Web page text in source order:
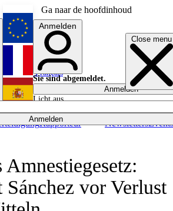
Ga naar de hoofdinhoud
Close menu
Anmelden
Rapporteur NewslettersEvents
English
Français
Anmelden
Sie sind abgemeldet.
Anmelden
Licht aus
Amnestiegesetz:
vor Verlust